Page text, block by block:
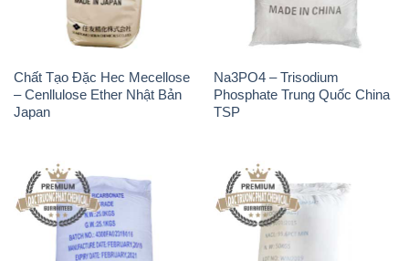
Chất Tạo Đặc Hec Mecellose
– Cenllulose Ether Nhật Bản
Japan
Na3PO4 – Trisodium
Phosphate Trung Quốc China
TSP